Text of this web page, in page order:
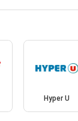
Hyper U